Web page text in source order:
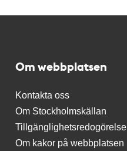
Om webbplatsen
Kontakta oss
Om Stockholmskällan
Tillgänglighetsredogörelse
Om kakor på webbplatsen